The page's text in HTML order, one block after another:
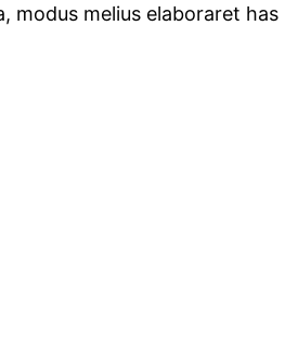
modus melius elaboraret has